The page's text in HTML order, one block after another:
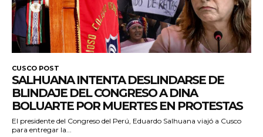
CUSCO POST
SALHUANA INTENTA DESLINDARSE DE
BLINDAJE DEL CONGRESO A DINA
BOLUARTE POR MUERTES EN PROTESTAS
El presidente del Congreso del Perú, Eduardo Salhuana viajó a Cusco
para entregar la...